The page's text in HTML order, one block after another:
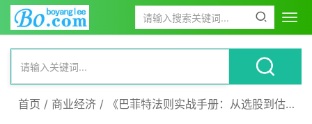
首页 / 商业经济 / 《巴菲特法则实战手册：从选股到估值》-雷坤强